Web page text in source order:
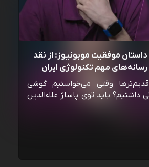
موفقیت موبونیوز: از نقد
رسانه‌‌های مهم تکنولوژی ایران
وقتی می‌خواستیم گوشی
داشتیم؟ باید توی پاساژ علاءالدین